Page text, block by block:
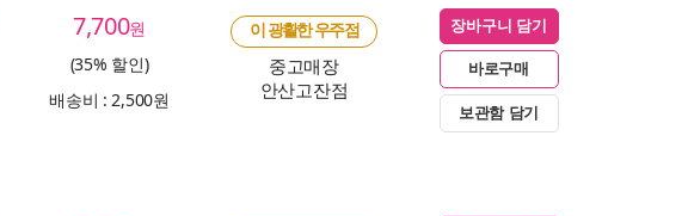
7,700원
(35% 할인)
배송비 : 2,500원
이 광활한 우주점
중고매장
안산고잔점
장바구니 담기
바로구매
보관함 담기